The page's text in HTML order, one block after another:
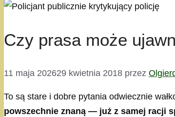
Czy prasa może
11 maja 202629 kwietnia 2018 przez
To są stare i dobre pytania odwiecznie
powszechnie znaną — już z samej racji